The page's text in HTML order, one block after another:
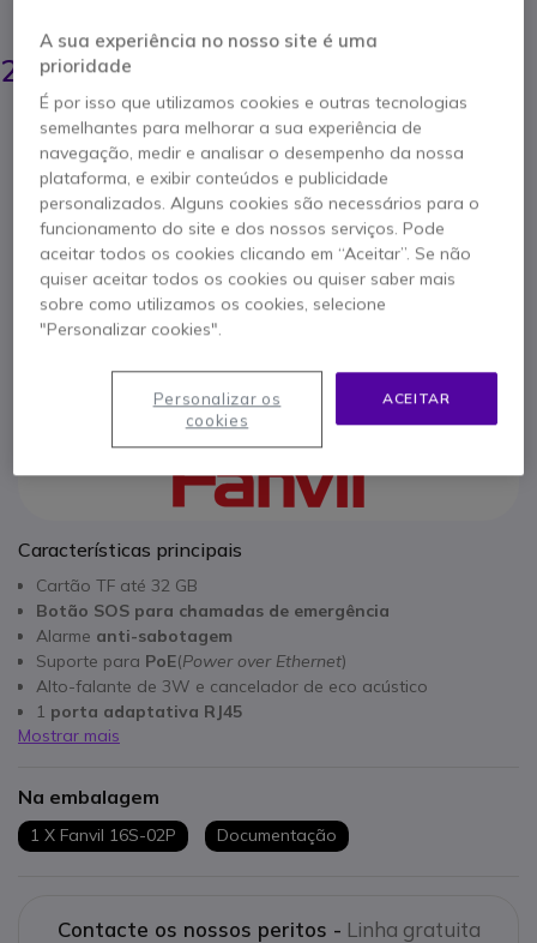
229,95 €
207,95 € s/iva
ADICIONAR AO CARRINHO
ORÇAMENTO EM 4 HORAS
Esgotado
40 produtos em stock plataforma
Entrega:5-7 dias
Características principais
Cartão TF até 32 GB
Botão SOS para chamadas de emergência
Alarme anti-sabotagem
Suporte para PoE(Power over Ethernet)
Alto-falante de 3W e cancelador de eco acústico
1 porta adaptativa RJ45
IP65: à prova de água e poeira e IK1P: à prova de colisão
Mostrar mais
Na embalagem
1 X Fanvil 16S-02P Documentação
Contacte os nossos peritos - Linha gratuita
A sua experiência no nosso site é uma
prioridade
É por isso que utilizamos cookies e outras tecnologias
semelhantes para melhorar a sua experiência de
navegação, medir e analisar o desempenho da nossa
plataforma, e exibir conteúdos e publicidade
personalizados. Alguns cookies são necessários para o
funcionamento do site e dos nossos serviços. Pode
aceitar todos os cookies clicando em “Aceitar”. Se não
quiser aceitar todos os cookies ou quiser saber mais
sobre como utilizamos os cookies, selecione
"Personalizar cookies".
ACEITAR
Personalizar os
cookies